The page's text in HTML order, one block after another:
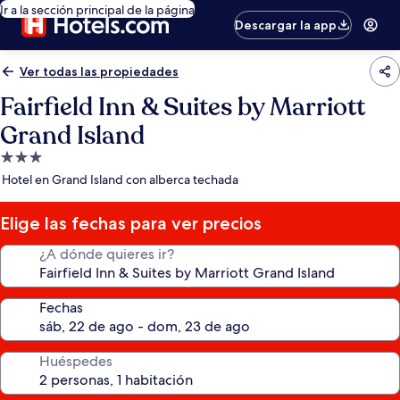
Ir a la sección principal de la página
Descargar la app
Ver todas las propiedades
Fairfield Inn & Suites by Marriott
Grand Island
Propiedad
de
estrellas
Hotel en Grand Island con alberca techada
Elige las fechas para ver precios
¿A dónde quieres ir?
Fechas
Huéspedes